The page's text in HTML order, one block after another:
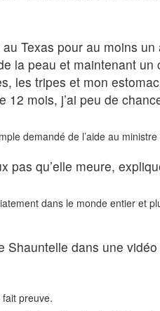
Texas pour au moins
la peau et maintenant
les tripes et mon
12 mois, j’ai peu de
demandé de l’aide au
qu’elle meure,
dans le monde entier et
dans une
preuve.